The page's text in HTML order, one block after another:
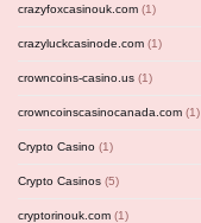
crazyfoxcasinouk.com (1)
crazyluckcasinode.com (1)
crowncoins-casino.us (1)
crowncoinscasinocanada.com (1)
Crypto Casino (1)
Crypto Casinos (5)
cryptorinouk.com (1)